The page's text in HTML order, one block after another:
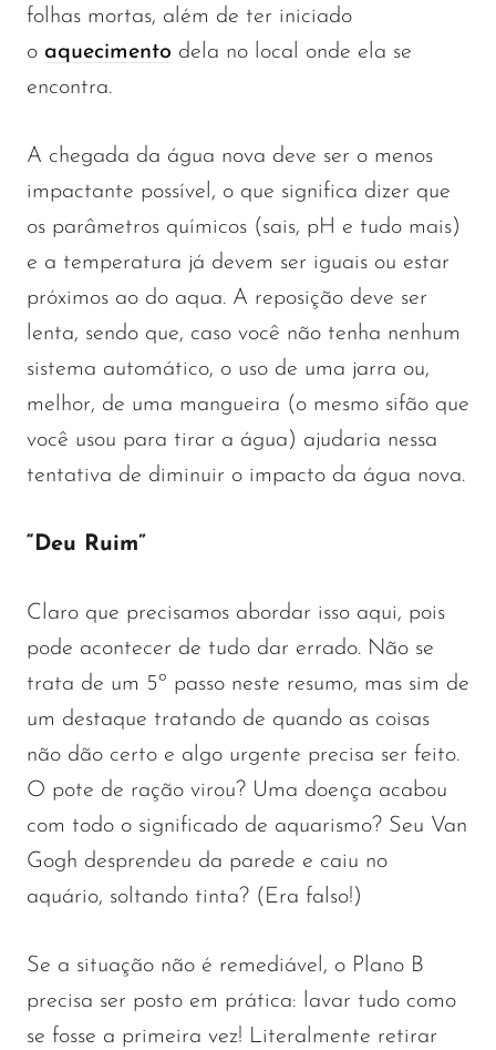
folhas mortas, além de ter iniciado
o aquecimento dela no local onde ela se
encontra.
A chegada da água nova deve ser o menos
impactante possível, o que significa dizer que
os parâmetros químicos (sais, pH e tudo mais)
e a temperatura já devem ser iguais ou estar
próximos ao do aqua. A reposição deve ser
lenta, sendo que, caso você não tenha nenhum
sistema automático, o uso de uma jarra ou,
melhor, de uma mangueira (o mesmo sifão que
você usou para tirar a água) ajudaria nessa
tentativa de diminuir o impacto da água nova.
“Deu Ruim”
Claro que precisamos abordar isso aqui, pois
pode acontecer de tudo dar errado. Não se
trata de um 5º passo neste resumo, mas sim de
um destaque tratando de quando as coisas
não dão certo e algo urgente precisa ser feito.
O pote de ração virou? Uma doença acabou
com todo o significado de aquarismo? Seu Van
Gogh desprendeu da parede e caiu no
aquário, soltando tinta? (Era falso!)
Se a situação não é remediável, o Plano B
precisa ser posto em prática: lavar tudo como
se fosse a primeira vez! Literalmente retirar